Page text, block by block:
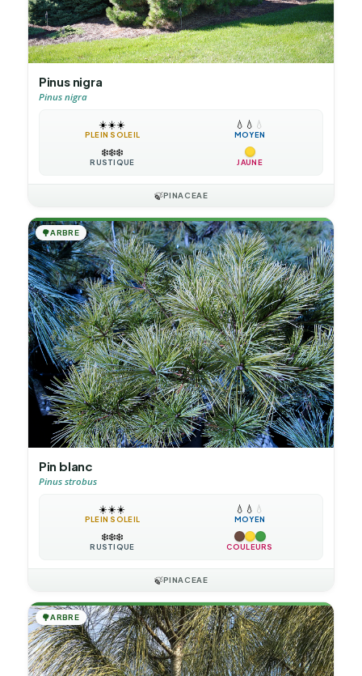
Pinus nigra
Pinus nigra
☀️☀️☀️
PLEIN SOLEIL
💧 💧 💧
MOYEN
❄️❄️❄️
RUSTIQUE JAUNE
🍃PINACEAE
🌳ARBRE
Pin blanc
Pinus strobus
☀️☀️☀️
PLEIN SOLEIL
💧 💧 💧
MOYEN
❄️❄️❄️
RUSTIQUE COULEURS
🍃PINACEAE
🌳ARBRE